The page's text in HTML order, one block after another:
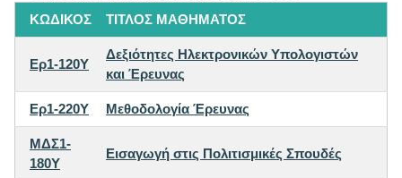
ΚΩΔΙΚΟΣ
ΤΙΤΛΟΣ ΜΑΘΗΜΑΤΟΣ
Ερ1-120Y
Δεξιότητες Ηλεκτρονικών Υπολογιστών
και Έρευνας
Ερ1-220Y Μεθοδολογία Έρευνας
ΜΔΣ1-
180Y
Εισαγωγή στις Πολιτισμικές Σπουδές